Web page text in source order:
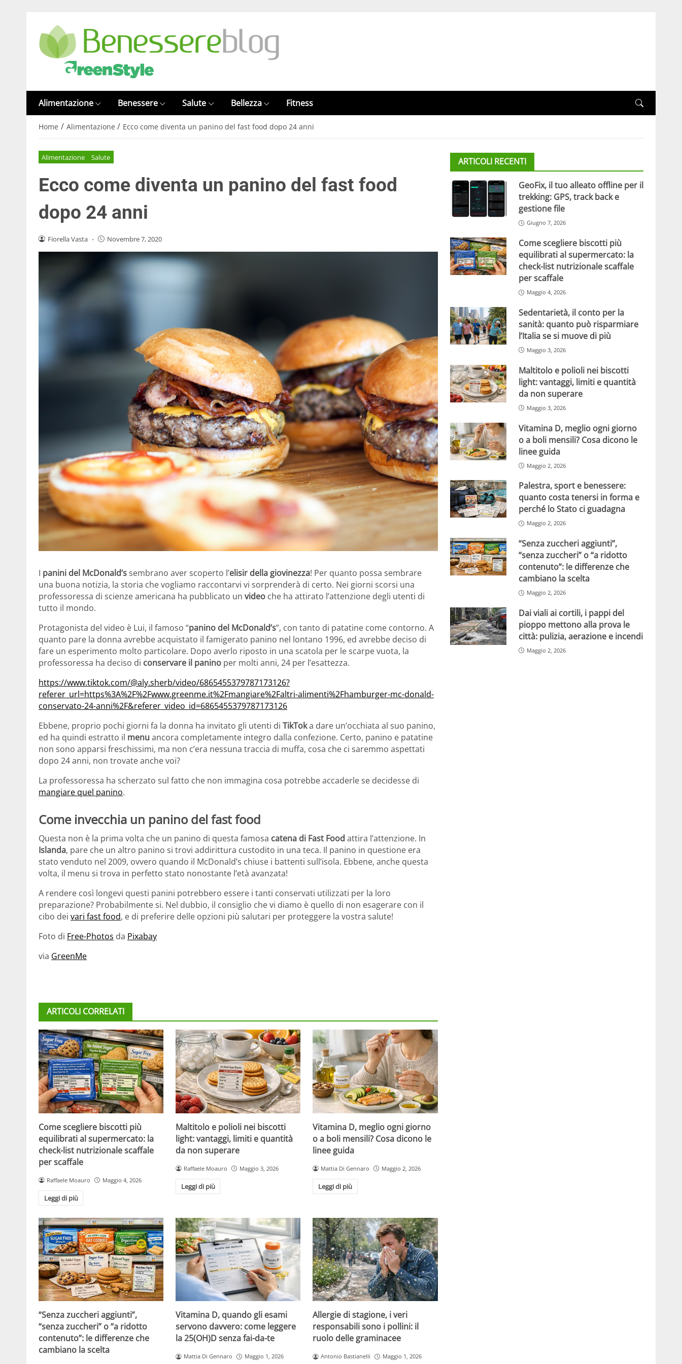
Alimentazione Benessere Salute Bellezza Fitness
Home / Alimentazione / Ecco come diventa un panino del fast food dopo 24 anni
Alimentazione Salute
Ecco come diventa un panino del fast food
dopo 24 anni
Fiorella Vasta - Novembre 7, 2020
I panini del McDonald’ssembrano aver scoperto l’elisir della giovinezza! Per quanto possa sembrare
una buona notizia, la storia che vogliamo raccontarvi vi sorprenderà di certo. Nei giorni scorsi una
professoressa di scienze americana ha pubblicato un video che ha attirato l’attenzione degli utenti di
tutto il mondo.
Protagonista del video è Lui, il famoso “panino del McDonald’s”, con tanto di patatine come contorno. A
quanto pare la donna avrebbe acquistato il famigerato panino nel lontano 1996, ed avrebbe deciso di
fare un esperimento molto particolare. Dopo averlo riposto in una scatola per le scarpe vuota, la
professoressa ha deciso di conservare il panino per molti anni, 24 per l’esattezza.
https://www.tiktok.com/@aly.sherb/video/6865455379787173126?
referer_url=https%3A%2F%2Fwww.greenme.it%2Fmangiare%2Faltri-alimenti%2Fhamburger-mc-donald-
conservato-24-anni%2F&referer_video_id=6865455379787173126
Ebbene, proprio pochi giorni fa la donna ha invitato gli utenti di TikToka dare un’occhiata al suo panino,
ed ha quindi estratto il menu ancora completamente integro dalla confezione. Certo, panino e patatine
non sono apparsi freschissimi, ma non c’era nessuna traccia di muffa, cosa che ci saremmo aspettati
dopo 24 anni, non trovate anche voi?
La professoressa ha scherzato sul fatto che non immagina cosa potrebbe accaderle se decidesse di
mangiare quel panino.
Come invecchia un panino del fast food
Questa non è la prima volta che un panino di questa famosa catena di Fast Food attira l’attenzione. In
Islanda, pare che un altro panino si trovi addirittura custodito in una teca. Il panino in questione era
stato venduto nel 2009, ovvero quando il McDonald’s chiuse i battenti sull’isola. Ebbene, anche questa
volta, il menu si trova in perfetto stato nonostante l’età avanzata!
A rendere così longevi questi panini potrebbero essere i tanti conservati utilizzati per la loro
preparazione? Probabilmente si. Nel dubbio, il consiglio che vi diamo è quello di non esagerare con il
cibo dei vari fast food, e di preferire delle opzioni più salutari per proteggere la vostra salute!
Foto di Free-Photos da Pixabay
via GreenMe
ARTICOLI CORRELATI
Come scegliere biscotti più
equilibrati al supermercato: la
check-list nutrizionale scaffale
per scaffale
Raffaele Moauro Maggio 4, 2026
Leggi di più
Maltitolo e polioli nei biscotti
light: vantaggi, limiti e quantità
da non superare
Raffaele Moauro Maggio 3, 2026
Leggi di più
Vitamina D, meglio ogni giorno
o a boli mensili? Cosa dicono le
linee guida
Mattia Di Gennaro Maggio 2, 2026
Leggi di più
“Senza zuccheri aggiunti”,
“senza zuccheri” o “a ridotto
contenuto”: le differenze che
cambiano la scelta
Vitamina D, quando gli esami
servono davvero: come leggere
la 25(OH)D senza fai-da-te
Mattia Di Gennaro Maggio 1, 2026
Allergie di stagione, i veri
responsabili sono i pollini: il
ruolo delle graminacee
Antonio Bastianelli Maggio 1, 2026
ARTICOLI RECENTI
GeoFix, il tuo alleato offline per il
trekking: GPS, track back e
gestione file
Giugno 7, 2026
Come scegliere biscotti più
equilibrati al supermercato: la
check-list nutrizionale scaffale
per scaffale
Maggio 4, 2026
Sedentarietà, il conto per la
sanità: quanto può risparmiare
l’Italia se si muove di più
Maggio 3, 2026
Maltitolo e polioli nei biscotti
light: vantaggi, limiti e quantità
da non superare
Maggio 3, 2026
Vitamina D, meglio ogni giorno
o a boli mensili? Cosa dicono le
linee guida
Maggio 2, 2026
Palestra, sport e benessere:
quanto costa tenersi in forma e
perché lo Stato ci guadagna
Maggio 2, 2026
“Senza zuccheri aggiunti”,
“senza zuccheri” o “a ridotto
contenuto”: le differenze che
cambiano la scelta
Maggio 2, 2026
Dai viali ai cortili, i pappi del
pioppo mettono alla prova le
città: pulizia, aerazione e incendi
Maggio 2, 2026